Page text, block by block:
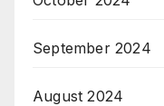
September 2024
August 2024